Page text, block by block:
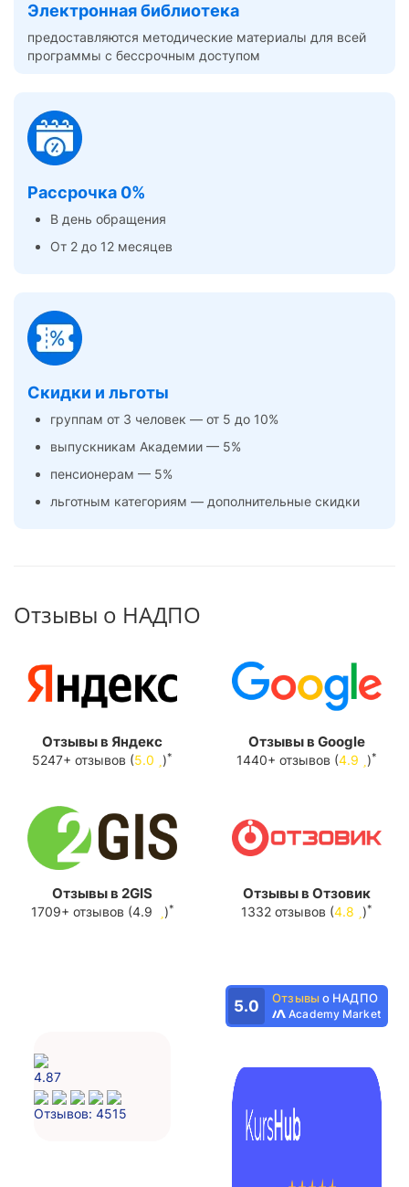
Электронная библиотека
предоставляются методические материалы для всей
программы с бессрочным доступом
Рассрочка 0%
В день обращения
От 2 до 12 месяцев
Скидки и льготы
группам от 3 человек — от 5 до 10%
выпускникам Академии — 5%
пенсионерам — 5%
льготным категориям — дополнительные скидки
Отзывы о НАДПО
Отзывы в Яндекс
5247+ отзывов (5.0 )*
Отзывы в Google
1440+ отзывов (4.9 )*
Отзывы в 2GIS
1709+ отзывов (4.9 )*
Отзывы в Отзовик
1332 отзывов (4.8 )*
5.0 Отзывыо НАДПО
Academy Market
4.87
Отзывов: 4515